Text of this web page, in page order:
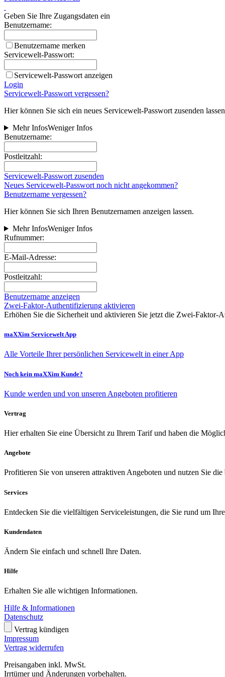
Geben Sie Ihre Zugangsdaten ein
Benutzername:
Benutzername merken
Servicewelt-Passwort:
Servicewelt-Passwort anzeigen
Login
Servicewelt-Passwort vergessen?
Hier können Sie sich ein neues Servicewelt-Passwort zusenden
Mehr InfosWeniger Infos
Benutzername:
Postleitzahl:
Servicewelt-Passwort zusenden
Neues Servicewelt-Passwort noch nicht angekommen?
Benutzername vergessen?
Hier können Sie sich Ihren Benutzernamen anzeigen lassen.
Mehr InfosWeniger Infos
Rufnummer:
E-Mail-Adresse:
Postleitzahl:
Benutzername anzeigen
Zwei-Faktor-Authentifizierung aktivieren
Erhöhen Sie die Sicherheit und aktivieren Sie jetzt die
maXXim Servicewelt App
Alle Vorteile Ihrer persönlichen Servicewelt in einer App
Noch kein maXXim Kunde?
Kunde werden und von unseren Angeboten profitieren
Vertrag
Hier erhalten Sie eine Übersicht zu Ihrem Tarif und haben die
Angebote
Profitieren Sie von unseren attraktiven Angeboten und nutzen Sie
Services
Entdecken Sie die vielfältigen Serviceleistungen, die Sie rund um
Kundendaten
Ändern Sie einfach und schnell Ihre Daten.
Hilfe
Erhalten Sie alle wichtigen Informationen.
Hilfe & Informationen
Datenschutz
Vertrag kündigen
Impressum
Vertrag widerrufen
Preisangaben inkl. MwSt.
Irrtümer und Änderungen vorbehalten.